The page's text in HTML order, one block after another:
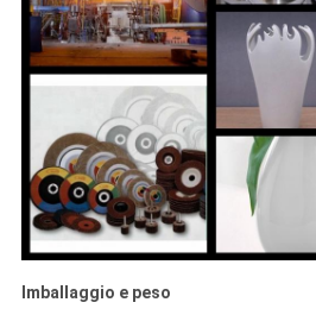
Imballaggio e peso